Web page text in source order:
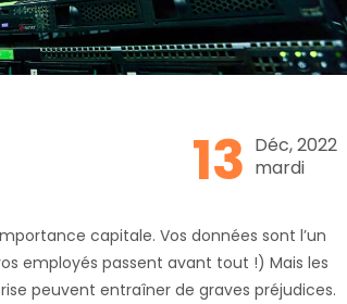
13 Déc, 2022
mardi
capitale. Vos données sont l’un
employés passent avant tout !) Mais les
peuvent entraîner de graves préjudices.